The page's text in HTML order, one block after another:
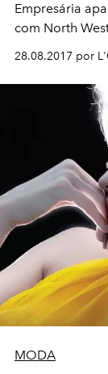
Empresária
com North
28.08.2017 por
MODA